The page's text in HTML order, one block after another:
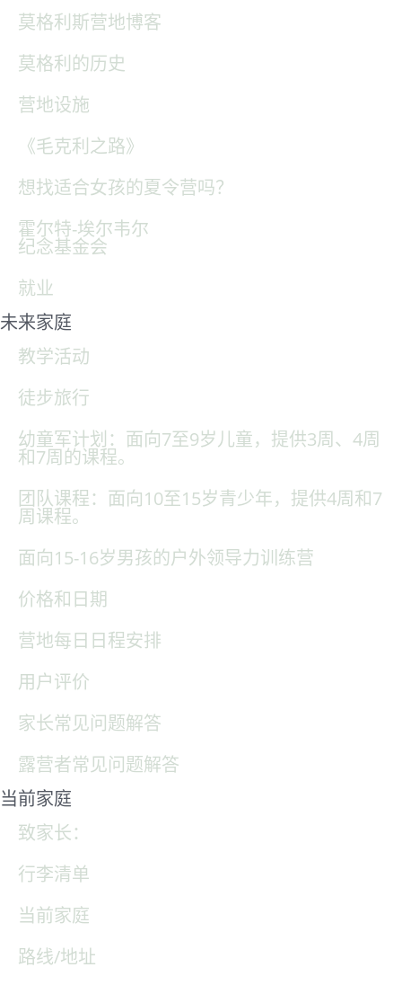
莫格利斯营地博客
莫格利的历史
营地设施
《毛克利之路》
想找适合女孩的夏令营吗？
霍尔特-埃尔韦尔
纪念基金会
就业
未来家庭
教学活动
徒步旅行
幼童军计划：面向7至9岁儿童，提供3周、4周
和7周的课程。
团队课程：面向10至15岁青少年，提供4周和7
周课程。
面向15-16岁男孩的户外领导力训练营
价格和日期
营地每日日程安排
用户评价
家长常见问题解答
露营者常见问题解答
当前家庭
致家长：
行李清单
当前家庭
路线/地址